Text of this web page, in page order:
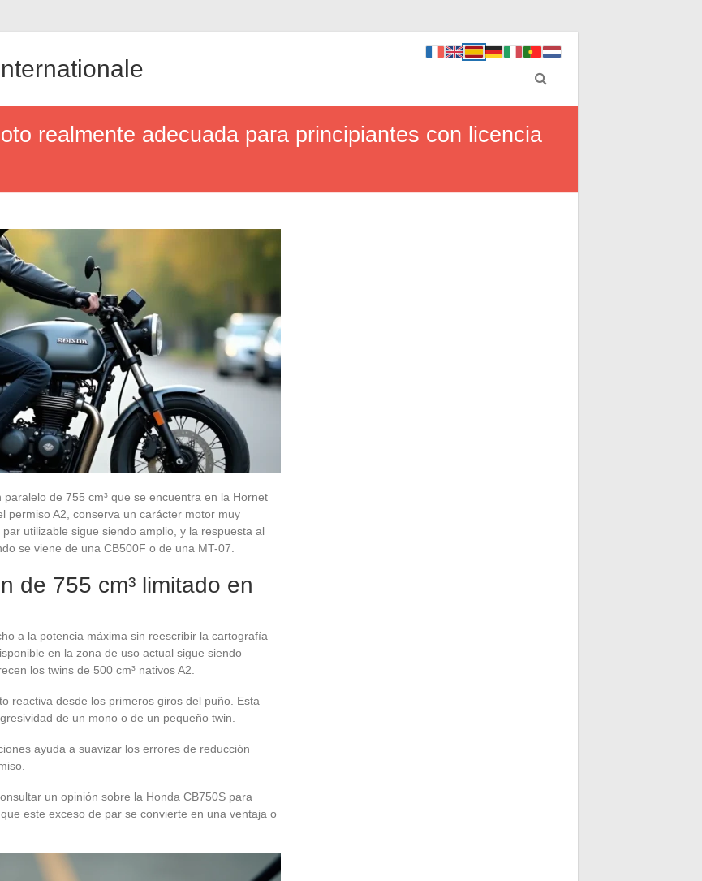
realmente adecuada para principiantes con licencia
de 755 cm³ que se encuentra en la Hornet
permiso A2, conserva un carácter motor muy
utilizable sigue siendo amplio, y la respuesta al
se viene de una CB500F o de una MT-07.
de 755 cm³ limitado en
a la potencia máxima sin reescribir la cartografía
en la zona de uso actual sigue siendo
los twins de 500 cm³ nativos A2.
reactiva desde los primeros giros del puño. Esta
de un mono o de un pequeño twin.
ayuda a suavizar los errores de reducción
un opinión sobre la Honda CB750S para
este exceso de par se convierte en una ventaja o